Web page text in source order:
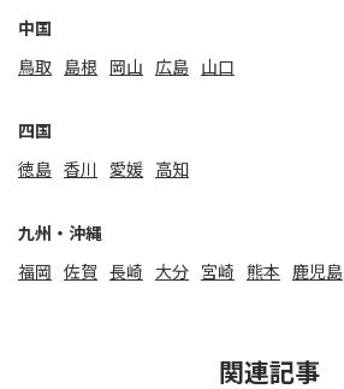
中国
鳥取
島根 岡山 広島 山口
四国
徳島 香川 愛媛 高知
九州・沖縄
福岡
佐賀 ⻑崎 大分 宮崎 熊本 鹿児島
関連記事